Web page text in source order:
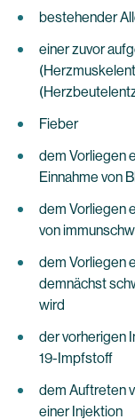
bestehender
einer zuvor
Fieber
dem Vorliegen
Einnahme von
dem Vorliegen
von
dem Vorliegen
demnächst
wird
der vorherigen
19-Impfstoff
dem Auftreten
einer Injektion